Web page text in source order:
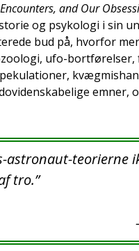
and Our
og psy­ko­lo­gi i sin
bud på, hvor­for
ufo-
emner,
astro­naut-teo­ri­er­ne
tro.”